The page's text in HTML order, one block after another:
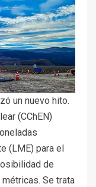
un nuevo hito.
(CChEN)
(LME) para el
de
Se trata